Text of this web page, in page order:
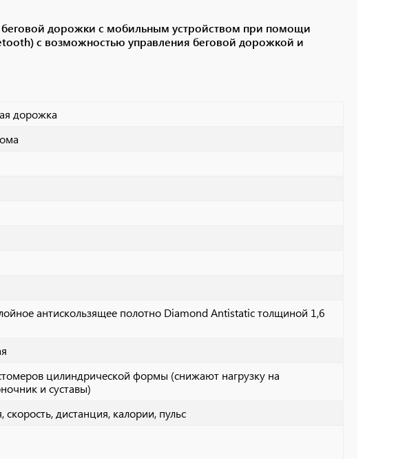
дорожки с мобильным устройством при помощи
с возможностью управления беговой дорожкой и
дорожка
антискользящее полотно Diamond Antistatic толщиной 1,6
цилиндрической формы (снижают нагрузку на
и суставы)
скорость, дистанция, калории, пульс